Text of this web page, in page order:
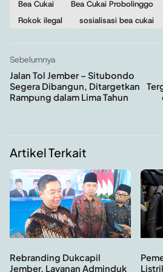
Bea Cukai Bea Cukai Probolinggo
Rokok ilegal
sosialisasi bea cukai
Sebelumnya
Jalan Tol Jember – Situbondo
Segera Dibangun, Ditargetkan
Rampung dalam Lima Tahun
Artikel Terkait
Rebranding Dukcapil
Jember, Layanan Adminduk